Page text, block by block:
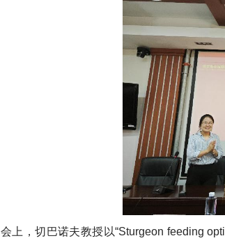
会上，切巴诺夫教授以“Sturgeon feeding